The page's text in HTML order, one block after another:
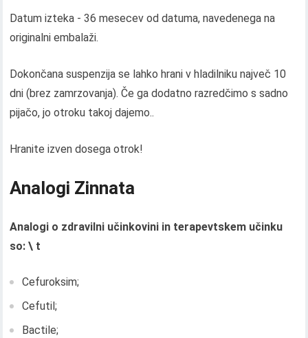
Datum izteka - 36 mesecev od datuma, navedenega na
originalni embalaži.
Dokončana suspenzija se lahko hrani v hladilniku največ 10
dni (brez zamrzovanja). Če ga dodatno razredčimo s sadno
pijačo, jo otroku takoj dajemo..
Hranite izven dosega otrok!
Analogi Zinnata
Analogi o zdravilni učinkovini in terapevtskem učinku
so: \ t
Cefuroksim;
Cefutil;
Bactile;